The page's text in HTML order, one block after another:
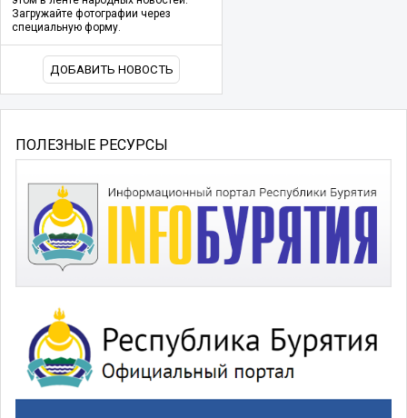
Загружайте фотографии через
специальную форму.
ДОБАВИТЬ НОВОСТЬ
ПОЛЕЗНЫЕ РЕСУРСЫ